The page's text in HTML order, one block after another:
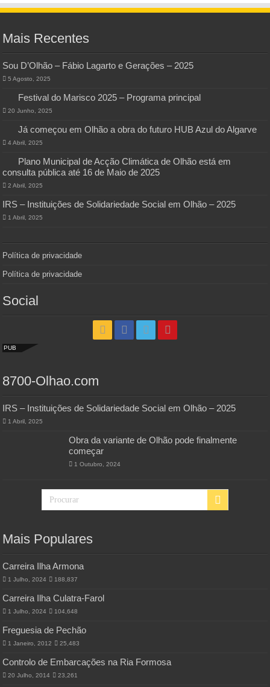
Mais Recentes
Sou D’Olhão – Fábio Lagarto e Gerações – 2025
5 Agosto, 2025
Festival do Marisco 2025 – Programa principal
20 Junho, 2025
Já começou em Olhão a obra do futuro HUB Azul do Algarve
4 Abril, 2025
Plano Municipal de Acção Climática de Olhão está em
consulta pública até 16 de Maio de 2025
2 Abril, 2025
IRS – Instituições de Solidariedade Social em Olhão – 2025
1 Abril, 2025
Política de privacidade
Política de privacidade
Social
PUB
8700-Olhao.com
IRS – Instituições de Solidariedade Social em Olhão – 2025
1 Abril, 2025
Obra da variante de Olhão pode finalmente
começar
1 Outubro, 2024
Mais Populares
Carreira Ilha Armona
1 Julho, 2024 188,837
Carreira Ilha Culatra-Farol
1 Julho, 2024 104,648
Freguesia de Pechão
1 Janeiro, 2012 25,483
Controlo de Embarcações na Ria Formosa
20 Julho, 2014 23,261